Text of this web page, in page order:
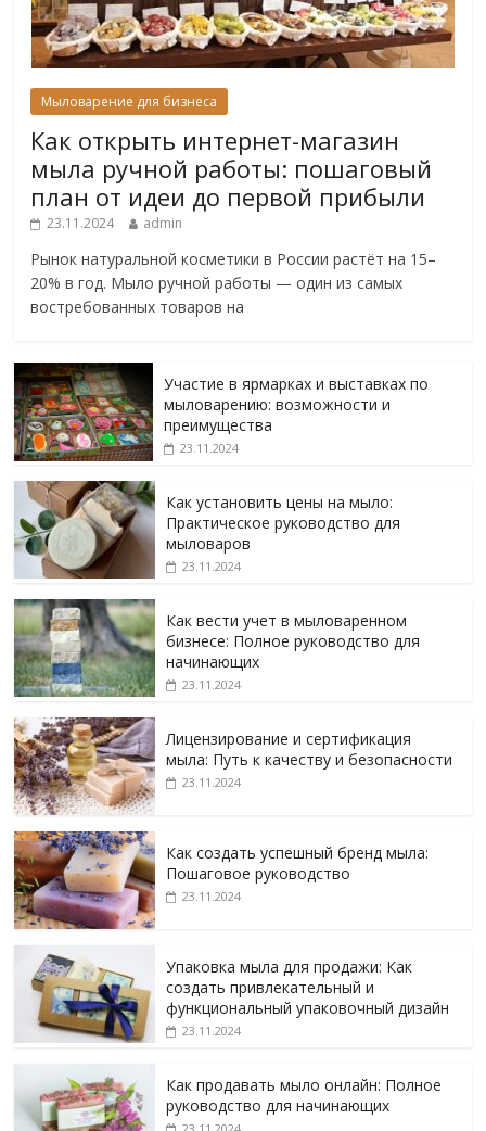
Мыловарение для бизнеса
Как открыть интернет-магазин
мыла ручной работы: пошаговый
план от идеи до первой прибыли
23.11.2024 admin
Рынок натуральной косметики в России растёт на 15–
20% в год. Мыло ручной работы — один из самых
востребованных товаров на
Участие в ярмарках и выставках по
мыловарению: возможности и
преимущества
23.11.2024
Как установить цены на мыло:
Практическое руководство для
мыловаров
23.11.2024
Как вести учет в мыловаренном
бизнесе: Полное руководство для
начинающих
23.11.2024
Лицензирование и сертификация
мыла: Путь к качеству и безопасности
23.11.2024
Как создать успешный бренд мыла:
Пошаговое руководство
23.11.2024
Упаковка мыла для продажи: Как
создать привлекательный и
функциональный упаковочный дизайн
23.11.2024
Как продавать мыло онлайн: Полное
руководство для начинающих